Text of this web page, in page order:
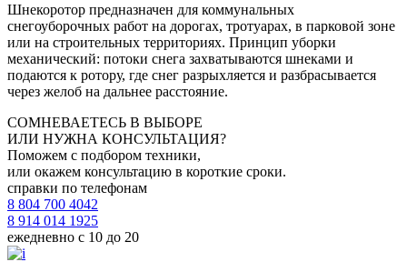
Шнекоротор предназначен для коммунальных
снегоуборочных работ на дорогах, тротуарах, в парковой зоне
или на строительных территориях. Принцип уборки
механический: потоки снега захватываются шнеками и
подаются к ротору, где снег разрыхляется и разбрасывается
через желоб на дальнее расстояние.
СОМНЕВАЕТЕСЬ В ВЫБОРЕ
ИЛИ НУЖНА КОНСУЛЬТАЦИЯ?
Поможем с подбором техники,
или окажем консультацию в короткие сроки.
справки по телефонам
8 804 700 4042
8 914 014 1925
ежедневно с 10 до 20